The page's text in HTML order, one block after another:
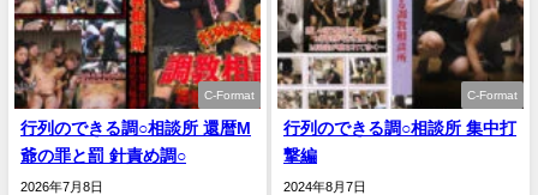
C-Format
行列のできる調○相談所 還暦M
爺の罪と罰 針責め調○
2026年7月8日
C-Format
行列のできる調○相談所 集中打
撃編
2024年8月7日